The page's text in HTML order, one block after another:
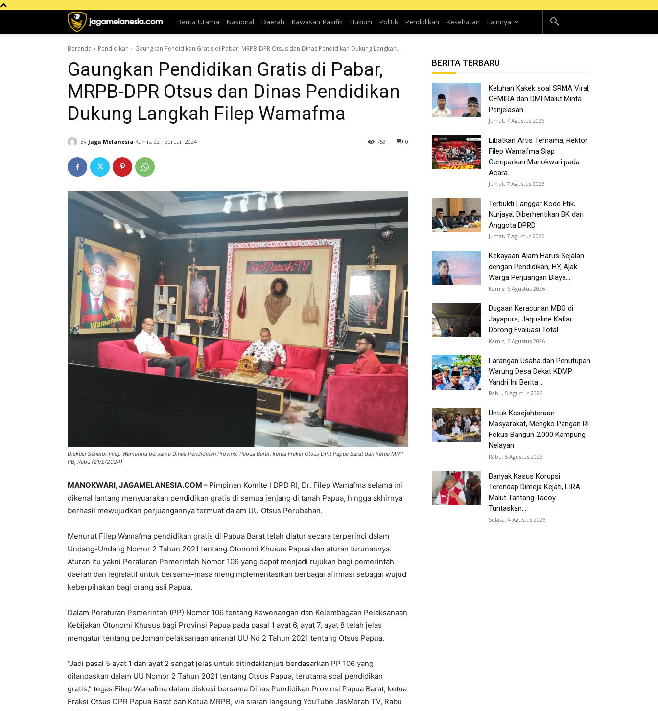
Berita Utama Nasional Daerah Kawasan Pasifik Hukum Politik Pendidikan Kesehatan Lainnya
Beranda Pendidikan Gaungkan Pendidikan Gratis di Pabar, MRPB-DPR Otsus dan Dinas Pendidikan Dukung Langkah...
Gaungkan Pendidikan Gratis di Pabar,
MRPB-DPR Otsus dan Dinas Pendidikan
Dukung Langkah Filep Wamafma
By Jaga Melanesia Kamis, 22 Februari 2024 0
759
Diskusi Senator Filep Wamafma bersama Dinas Pendidikan Provinsi Papua Barat, ketua Fraksi Otsus DPR Papua Barat dan Ketua MRP
PB, Rabu (21/2/2024)
MANOKWARI, JAGAMELANESIA.COM – Pimpinan Komite I DPD RI, Dr. Filep Wamafma selama ini
dikenal lantang menyuarakan pendidikan gratis di semua jenjang di tanah Papua, hingga akhirnya
berhasil mewujudkan perjuangannya termuat dalam UU Otsus Perubahan.
Menurut Filep Wamafma pendidikan gratis di Papua Barat telah diatur secara terperinci dalam
Undang-Undang Nomor 2 Tahun 2021 tentang Otonomi Khusus Papua dan aturan turunannya.
Aturan itu yakni Peraturan Pemerintah Nomor 106 yang dapat menjadi rujukan bagi pemerintah
daerah dan legislatif untuk bersama-masa mengimplementasikan berbagai afirmasi sebagai wujud
keberpihakan bagi orang asli Papua.
Dalam Peraturan Pemerintah (PP) Nomor 106 tentang Kewenangan dan Kelembagaan Pelaksanaan
Kebijakan Otonomi Khusus bagi Provinsi Papua pada pasal 1 ayat 6, ayat 7, ayat 8 telah jelas
mengatur tentang pedoman pelaksanaan amanat UU No 2 Tahun 2021 tentang Otsus Papua.
“Jadi pasal 5 ayat 1 dan ayat 2 sangat jelas untuk ditindaklanjuti berdasarkan PP 106 yang
dilandaskan dalam UU Nomor 2 Tahun 2021 tentang Otsus Papua, terutama soal pendidikan
gratis,” tegas Filep Wamafma dalam diskusi bersama Dinas Pendidikan Provinsi Papua Barat, ketua
Fraksi Otsus DPR Papua Barat dan Ketua MRPB, via siaran langsung YouTube JasMerah TV, Rabu
BERITA TERBARU
Keluhan Kakek soal SRMA Viral,
GEMIRA dan DMI Malut Minta
Penjelasan...
Jumat, 7 Agustus 2026
Libatkan Artis Ternama, Rektor
Filep Wamafma Siap
Gemparkan Manokwari pada
Acara...
Jumat, 7 Agustus 2026
Terbukti Langgar Kode Etik,
Nurjaya, Diberhentikan BK dari
Anggota DPRD
Jumat, 7 Agustus 2026
Kekayaan Alam Harus Sejalan
dengan Pendidikan, HY, Ajak
Warga Perjuangan Biaya...
Kamis, 6 Agustus 2026
Dugaan Keracunan MBG di
Jayapura, Jaqualine Kafiar
Dorong Evaluasi Total
Kamis, 6 Agustus 2026
Larangan Usaha dan Penutupan
Warung Desa Dekat KDMP:
Yandri Ini Berita...
Rabu, 5 Agustus 2026
Untuk Kesejahteraan
Masyarakat, Mengko Pangan RI
Fokus Bangun 2.000 Kampung
Nelayan
Rabu, 5 Agustus 2026
Banyak Kasus Korupsi
Terendap Dimeja Kejati, LIRA
Malut Tantang Tacoy
Tuntaskan...
Selasa, 4 Agustus 2026